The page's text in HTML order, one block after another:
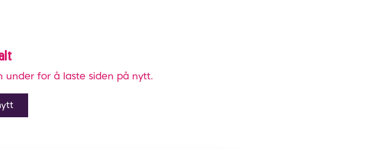
under for å laste siden på nytt.